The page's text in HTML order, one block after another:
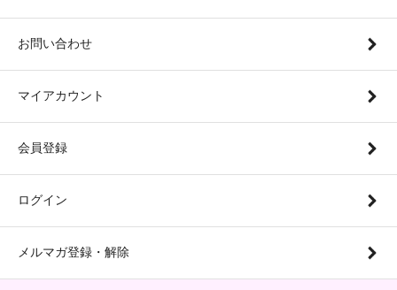
お問い合わせ
マイアカウント
会員登録
ログイン
メルマガ登録・解除